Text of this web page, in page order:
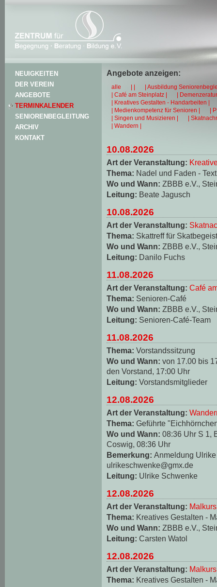
NEUIGKEITEN
DER VEREIN
ANGEBOTE
TERMINKALENDER
SENIORENBEGLEITUNG
ARCHIV
KONTAKT
Angebote anzeigen:
alle | |
| Ausbildung
| Café am Steinplatz |
|
| Kreatives Gestalten - Handarbeiten |
| Medienkompetenz für Senioren |
|
| Singen und Musizieren |
|
| Wandern |
10.08.2026
Art der Veranstaltung:
Thema: Nadel und Faden -
Wo und Wann: ZBBB e.V.,
Leitung: Beate Jagusch
10.08.2026
Art der Veranstaltung:
Thema: Skattreff für
Wo und Wann: ZBBB e.V.,
Leitung: Danilo Fuchs
11.08.2026
Art der Veranstaltung: Café
Thema: Senioren-Café
Wo und Wann: ZBBB e.V.,
Leitung: Senioren-Café-Team
11.08.2026
Thema: Vorstandssitzung
Wo und Wann: von 17.00 bis
den Vorstand, 17:00 Uhr
Leitung: Vorstandsmitglieder
12.08.2026
Art der Veranstaltung:
Thema: Geführte
Wo und Wann: 08:36 Uhr S 1,
Coswig, 08:36 Uhr
Bemerkung: Anmeldung
ulrikeschwenke@gmx.de
Leitung: Ulrike Schwenke
12.08.2026
Art der Veranstaltung: Malkurs
Thema: Kreatives Gestalten -
Wo und Wann: ZBBB e.V.,
Leitung: Carsten Watol
12.08.2026
Art der Veranstaltung: Malkurs
Thema: Kreatives Gestalten -